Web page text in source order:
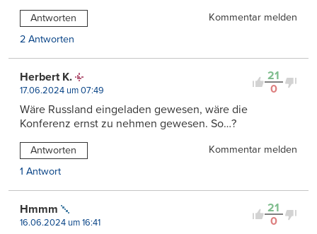
Antworten
Kommentar melden
2 Antworten
21
0
Herbert K.
17.06.2024 um 07:49
Wäre Russland eingeladen gewesen, wäre die
Konferenz ernst zu nehmen gewesen. So…?
Antworten
Kommentar melden
1 Antwort
21
0
Hmmm
16.06.2024 um 16:41